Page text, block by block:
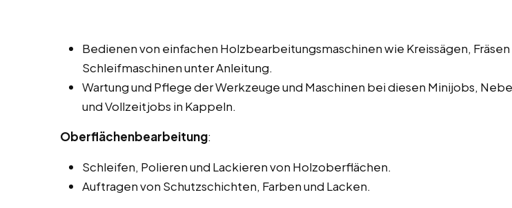
Bedienen von einfachen Holzbearbeitungsmaschinen wie Kreissägen, Fräsen
Schleifmaschinen unter Anleitung.
Wartung und Pflege der Werkzeuge und Maschinen bei diesen Minijobs,
und Vollzeitjobs in Kappeln.
Oberflächenbearbeitung:
Schleifen, Polieren und Lackieren von Holzoberflächen.
Auftragen von Schutzschichten, Farben und Lacken.